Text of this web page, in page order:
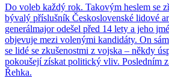
Do voleb každý rok. Takovým heslem se
bývalý příslušník Československé lidové
generálmajor odešel před 14 lety a jeho
objevuje mezi volenými kandidáty. On
se lidé se zkušenostmi z vojska – někdy
pokoušejí získat politický vliv. Posledním
Řehka.